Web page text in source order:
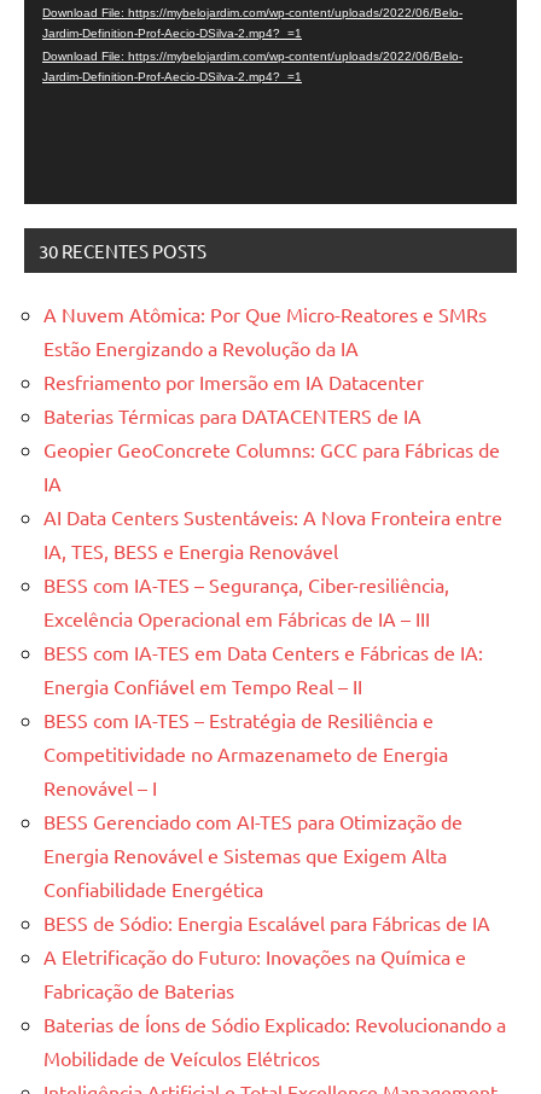
Download File: https://mybelojardim.com/wp-content/uploads/2022/06/Belo-
Jardim-Definition-Prof-Aecio-DSilva-2.mp4?_=1
Download File: https://mybelojardim.com/wp-content/uploads/2022/06/Belo-
Jardim-Definition-Prof-Aecio-DSilva-2.mp4?_=1
30 RECENTES POSTS
A Nuvem Atômica: Por Que Micro-Reatores e SMRs
Estão Energizando a Revolução da IA
Resfriamento por Imersão em IA Datacenter
Baterias Térmicas para DATACENTERS de IA
Geopier GeoConcrete Columns: GCC para Fábricas de
IA
AI Data Centers Sustentáveis: A Nova Fronteira entre
IA, TES, BESS e Energia Renovável
BESS com IA-TES – Segurança, Ciber-resiliência,
Excelência Operacional em Fábricas de IA – III
BESS com IA-TES em Data Centers e Fábricas de IA:
Energia Confiável em Tempo Real – II
BESS com IA-TES – Estratégia de Resiliência e
Competitividade no Armazenameto de Energia
Renovável – I
BESS Gerenciado com AI-TES para Otimização de
Energia Renovável e Sistemas que Exigem Alta
Confiabilidade Energética
BESS de Sódio: Energia Escalável para Fábricas de IA
A Eletrificação do Futuro: Inovações na Química e
Fabricação de Baterias
Baterias de Íons de Sódio Explicado: Revolucionando a
Mobilidade de Veículos Elétricos